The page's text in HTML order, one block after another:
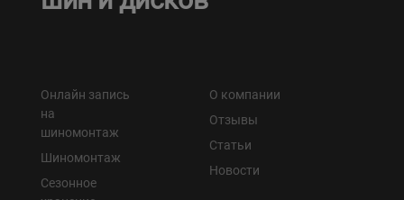
Онлайн запись
на
шиномонтаж
Шиномонтаж
Сезонное
О компании
Отзывы
Статьи
Новости